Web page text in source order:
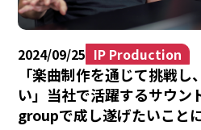
2024/09/25 IP Production
「楽曲制作を通じて挑戦
い」当社で活躍するサウ
groupで成し遂げたいこと